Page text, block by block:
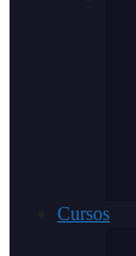
Cursos